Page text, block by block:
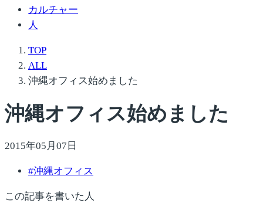
カルチャー
人
TOP
ALL
沖縄オフィス始めました
沖縄オフィス始めました
2015年05月07日
#沖縄オフィス
この記事を書いた人